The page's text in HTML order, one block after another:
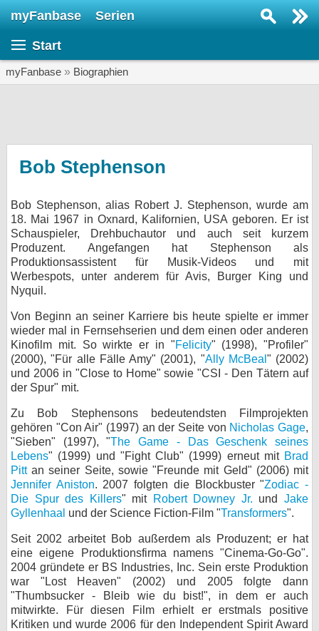
myFanbase Serien
Start
myFanbase » Biographien
Bob Stephenson
Bob Stephenson, alias Robert J. Stephenson, wurde am
18. Mai 1967 in Oxnard, Kalifornien, USA geboren. Er ist
Schauspieler, Drehbuchautor und auch seit kurzem
Produzent. Angefangen hat Stephenson als
Produktionsassistent für Musik-Videos und mit
Werbespots, unter anderem für Avis, Burger King und
Nyquil.
Von Beginn an seiner Karriere bis heute spielte er immer
wieder mal in Fernsehserien und dem einen oder anderen
Kinofilm mit. So wirkte er in "Felicity" (1998), "Profiler"
(2000), "Für alle Fälle Amy" (2001), "Ally McBeal " (2002)
und 2006 in "Close to Home" sowie "CSI - Den Tätern auf
der Spur" mit.
Zu Bob Stephensons bedeutendsten Filmprojekten
gehören "Con Air" (1997) an der Seite von Nicholas Gage,
"Sieben" (1997), "The Game - Das Geschenk seines
Lebens" (1999) und "Fight Club" (1999) erneut mit Brad
Pittan seiner Seite, sowie "Freunde mit Geld" (2006) mit
Jennifer Aniston. 2007 folgten die Blockbuster "Zodiac -
Die Spur des Killers" mit Robert Downey Jr. undJake
Gyllenhaal und der Science Fiction-Film "Transformers".
Seit 2002 arbeitet Bob außerdem als Produzent; er hat
eine eigene Produktionsfirma namens "Cinema-Go-Go".
2004 gründete er BS Industries, Inc. Sein erste Produktion
war "Lost Heaven" (2002) und 2005 folgte dann
"Thumbsucker - Bleib wie du bist!", in dem er auch
mitwirkte. Für diesen Film erhielt er erstmals positive
Kritiken und wurde 2006 für den Independent Spirit Award
KULTUR
Specials
SERVICE
Gewinnspiele
bei X
bei Facebook
Kontakt
Nutzungsbedingungen
Datenschutz
Cookie-Einstellungen
Impressum
Desktop-Ansicht
myFanbase